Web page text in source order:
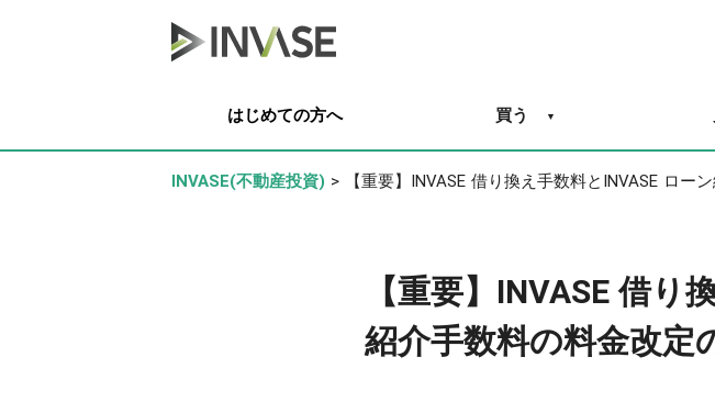
はじめての方へ 買う
INVASE(不動産投資) > 【重要】INVASE 借り換え手数料とINVASE ロー
【重要】INVASE 借り
紹介手数料の料金改定